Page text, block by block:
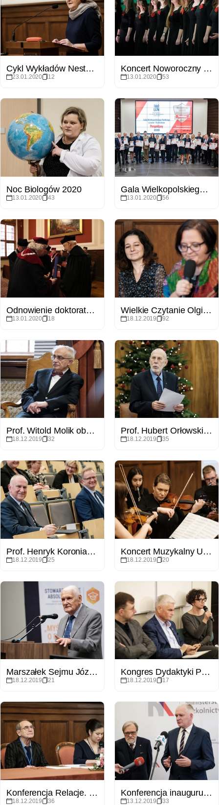
Cykl Wykładów Nestorów Nauki w Sali Lubrańskiego - prof. Sławomira Wronkowska-Jaśkiewicz
23.01.2020 12
Koncert Noworoczny UAM
13.01.2020 53
Noc Biologów 2020
13.01.2020 43
Gala Wielkopolskiego Rankingu Liceów i Techników Perspektywy 2020
13.01.2020 56
Odnowienie doktoratu prof. Macieja Zielińskiego
13.01.2020 18
Wielkie Czytanie Olgi Tokarczuk
18.12.2019 92
Prof. Witold Molik obchodził 70. urodziny
18.12.2019 32
Prof. Hubert Orłowski z medalem Homini Vere Academico
18.12.2019 35
Prof. Henryk Koroniak - sympozjum z okazji 70. urodzin
18.12.2019 25
Koncert Muzykalny UAM - Musica Maxima
18.12.2019 20
Marszałek Sejmu Józef Zych - wykład otwarty WPiA
18.12.2019 21
Kongres Dydaktyki Polonistycznej na WFPiK
18.12.2019 17
Konferencja Relacje. "Pomiędzy słowem, dźwiękiem i obrazem. Stulecie kontaktów dyplomatycznych między Polską i Japonią"
18.12.2019 36
Konferencja inaugurująca program „Inicjatywa Doskonałości – Uczelnia Badawcza”
13.12.2019 33